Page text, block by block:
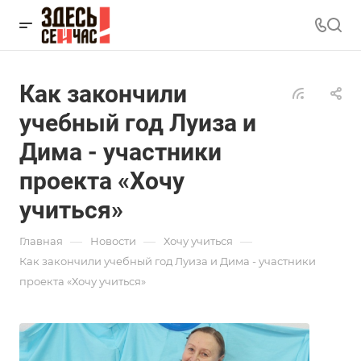
Как закончили
учебный год Луиза и
Дима - участники
проекта «Хочу
учиться»
Главная — Новости — Хочу учиться —
Как закончили учебный год Луиза и Дима - участники
проекта «Хочу учиться»